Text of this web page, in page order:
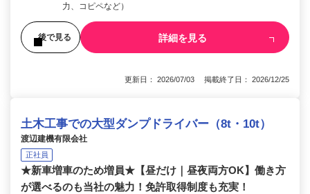
力、コピペなど）
後で見る 詳細を見る
更新日： 2026/07/03 掲載終了日： 2026/12/25
土木工事での大型ダンプドライバー（8t・10t）
渡辺建機有限会社
正社員
★新車増車のため増員★【昼だけ｜昼夜両方OK】働き方
が選べるのも当社の魅力！免許取得制度も充実！